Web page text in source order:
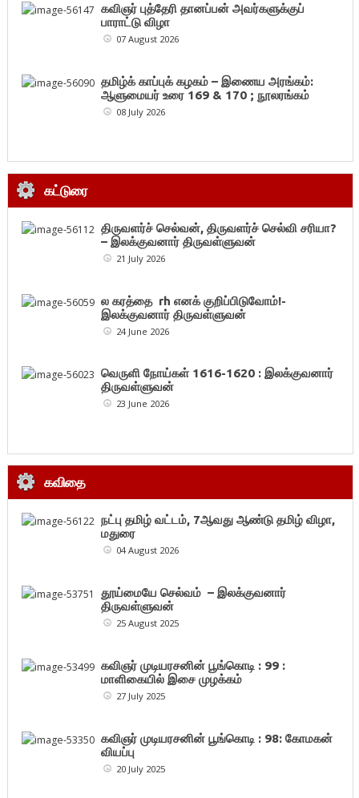
கவிஞர் புத்தேரி தானப்பன் அவர்களுக்குப்
பாராட்டு விழா
07 August 2026
தமிழ்க் காப்புக் கழகம் – இணைய அரங்கம்:
ஆளுமையர் உரை 169 & 170 ; நூலரங்கம்
08 July 2026
கட்டுரை
திருவளர்ச் செல்வன், திருவளர்ச் செல்வி சரியா?
– இலக்குவனார் திருவள்ளுவன்
21 July 2026
ல கரத்தை rh எனக் குறிப்பிடுவோம்!-
இலக்குவனார் திருவள்ளுவன்
24 June 2026
வெருளி நோய்கள் 1616-1620 : இலக்குவனார்
திருவள்ளுவன்
23 June 2026
கவிதை
நட்பு தமிழ் வட்டம், 7ஆவது ஆண்டு தமிழ் விழா,
மதுரை
04 August 2026
தூய்மையே செல்வம் – இலக்குவனார்
திருவள்ளுவன்
25 August 2025
கவிஞர் முடியரசனின் பூங்கொடி : 99 :
மாளிகையில் இசை முழக்கம்
27 July 2025
கவிஞர் முடியரசனின் பூங்கொடி : 98: கோமகன்
வியப்பு
20 July 2025